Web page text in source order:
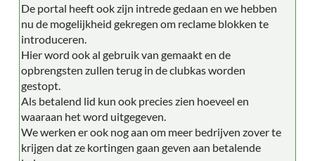
De portal heeft ook zijn intrede gedaan en we hebben
nu de mogelijkheid gekregen om reclame blokken te
introduceren.
Hier word ook al gebruik van gemaakt en de
opbrengsten zullen terug in de clubkas worden
gestopt.
Als betalend lid kun ook precies zien hoeveel en
waaraan het word uitgegeven.
We werken er ook nog aan om meer bedrijven zover te
krijgen dat ze kortingen gaan geven aan betalende